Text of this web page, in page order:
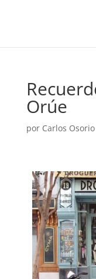
Orúe
por Carlos Osorio